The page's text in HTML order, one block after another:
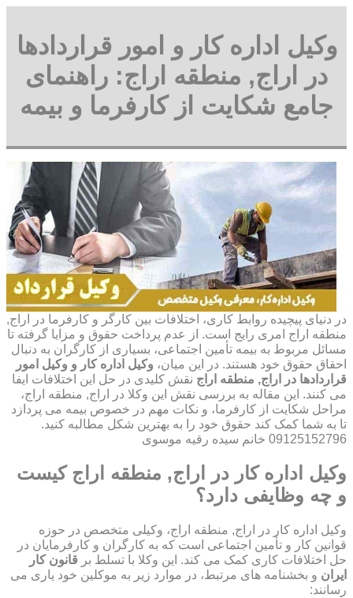
وکیل اداره کار و امور قراردادها
در اراج, منطقه اراج: راهنمای
جامع شکایت از کارفرما و بیمه
در دنیای پیچیده روابط کاری، اختلافات بین کارگر و کارفرما در اراج,
منطقه اراج امری رایج است. از عدم پرداخت حقوق و مزایا گرفته تا
مسائل مربوط به بیمه تأمین اجتماعی، بسیاری از کارگران به دنبال
احقاق حقوق خود هستند. در این میان، وکیل اداره کار و وکیل امور
قراردادها در اراج, منطقه اراج نقش کلیدی در حل این اختلافات ایفا
می کنند. این مقاله به بررسی نقش این وکلا در اراج, منطقه اراج،
مراحل شکایت از کارفرما، و نکات مهم در خصوص بیمه می پردازد
تا به شما کمک کند حقوق خود را به بهترین شکل مطالبه کنید.
09125152796 خانم سیده رقیه موسوی
وکیل اداره کار در اراج, منطقه اراج کیست
و چه وظایفی دارد؟
وکیل اداره کار در اراج, منطقه اراج، وکیلی متخصص در حوزه
قوانین کار و تأمین اجتماعی است که به کارگران و کارفرمایان در
حل اختلافات کاری کمک می کند. این وکلا با تسلط بر قانون کار
ایران و بخشنامه های مرتبط، در موارد زیر به موکلین خود یاری می
رسانند: